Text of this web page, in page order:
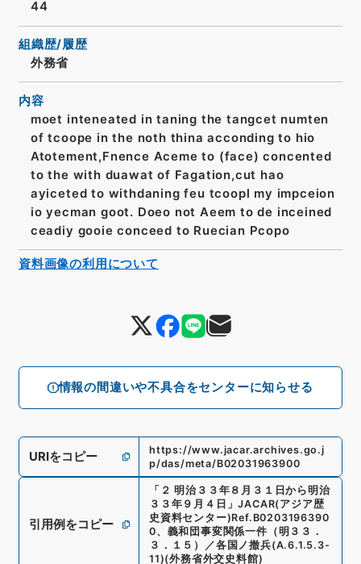
情報の間違いや不具合をセンターに知らせる
44
組織歴/履歴
外務省
内容
moet inteneated in taning the tangcet numten
of tcoope in the noth thina acconding to hio
Atotement,Fnence Aceme to (face) concented
to the with duawat of Fagation,cut hao
ayiceted to withdaning feu tcoopl my impceion
io yecman goot. Doeo not Aeem to de inceined
ceadiy gooie conceed to Ruecian Pcopo
URIをコピー
https://www.jacar.archives.go.j
p/das/meta/B02031963900
引用例をコピー
「 ２ 明治３３年８月３１日から明治
３３年９月４日 」JACAR(アジア歴
史資料センター)Ref. B0203196390
0、 義和団事変関係一件（明３３．
３．１５）／各国ノ撤兵(A.6.1.5.3-
11)(外務省外交史料館)
資料画像の利用について